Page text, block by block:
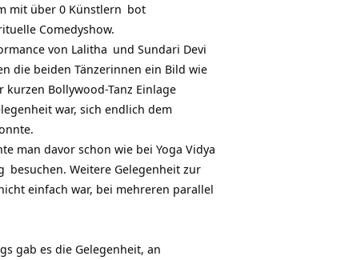
mit über 0 Künstlern bot
Comedyshow.
von Lalitha und Sundari Devi
die beiden Tänzerinnen ein Bild wie
kurzen Bollywood-Tanz Einlage
war, sich endlich dem
man davor schon wie bei Yoga Vidya
besuchen. Weitere Gelegenheit zur
einfach war, bei mehreren parallel
gab es die Gelegenheit, an